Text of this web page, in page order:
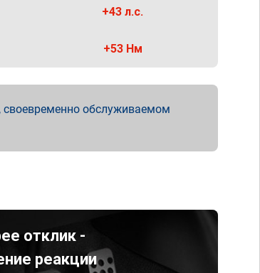
+43 л.с.
+53 Нм
обслуживаемом
отклик -
реакции